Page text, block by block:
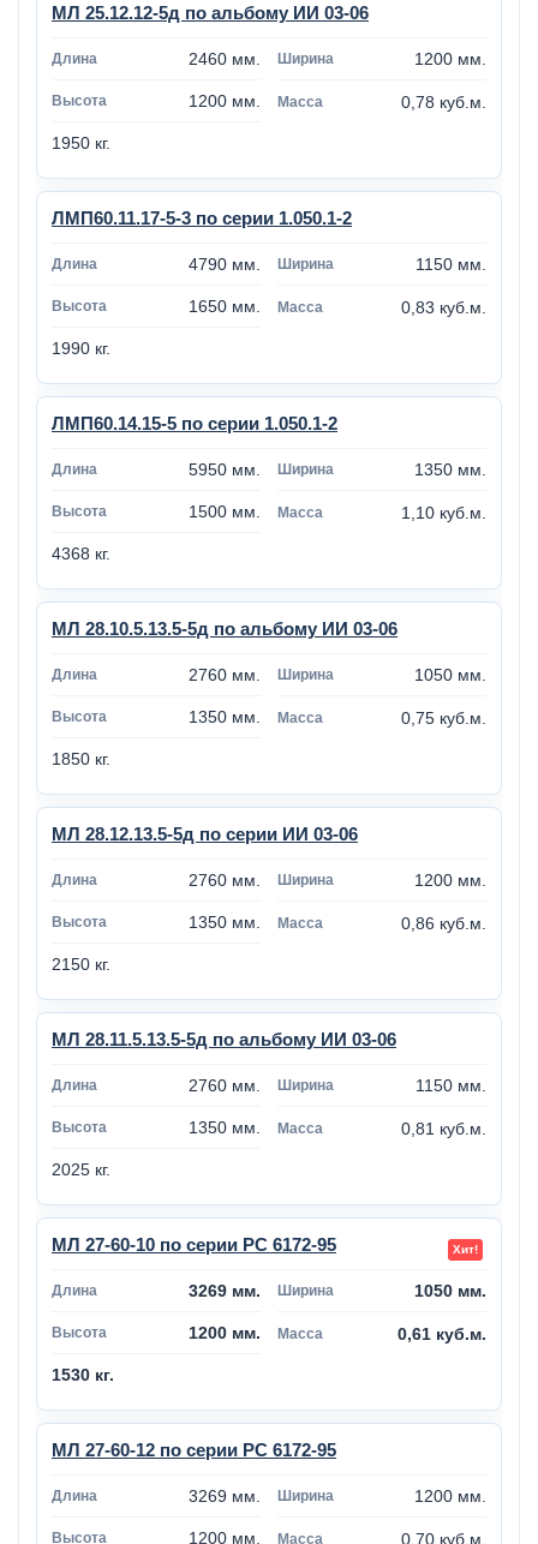
МЛ 25.12.12-5д по альбому ИИ 03-06
2460 мм. 1200 мм.
1200 мм. 0,78 куб.м.
1950 кг.
ЛМП60.11.17-5-3 по серии 1.050.1-2
4790 мм. 1150 мм.
1650 мм. 0,83 куб.м.
1990 кг.
ЛМП60.14.15-5 по серии 1.050.1-2
5950 мм. 1350 мм.
1500 мм. 1,10 куб.м.
4368 кг.
МЛ 28.10.5.13.5-5д по альбому ИИ 03-06
2760 мм. 1050 мм.
1350 мм. 0,75 куб.м.
1850 кг.
МЛ 28.12.13.5-5д по серии ИИ 03-06
2760 мм. 1200 мм.
1350 мм. 0,86 куб.м.
2150 кг.
МЛ 28.11.5.13.5-5д по альбому ИИ 03-06
2760 мм. 1150 мм.
1350 мм. 0,81 куб.м.
2025 кг.
МЛ 27-60-10 по серии РС 6172-95
3269 мм. 1050 мм.
1200 мм. 0,61 куб.м.
1530 кг.
МЛ 27-60-12 по серии РС 6172-95
3269 мм. 1200 мм.
1200 мм. 0,70 куб.м.